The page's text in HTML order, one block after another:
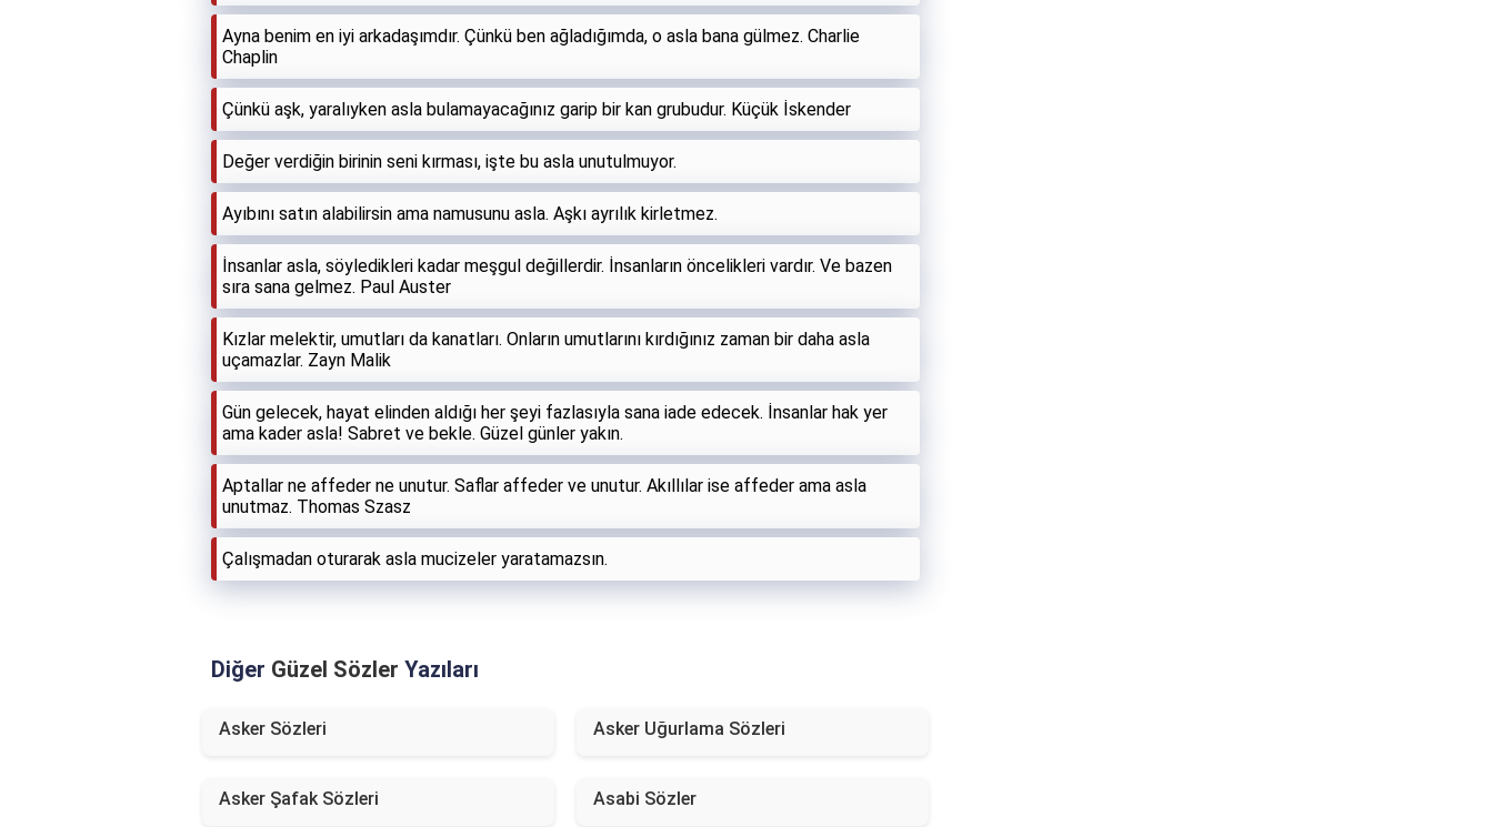
Ayna benim en iyi arkadaşımdır. Çünkü ben ağladığımda, o asla bana gülmez. Charlie
Chaplin
Çünkü aşk, yaralıyken asla bulamayacağınız garip bir kan grubudur. Küçük İskender
Değer verdiğin birinin seni kırması, işte bu asla unutulmuyor.
Ayıbını satın alabilirsin ama namusunu asla. Aşkı ayrılık kirletmez.
İnsanlar asla, söyledikleri kadar meşgul değillerdir. İnsanların öncelikleri vardır. Ve bazen
sıra sana gelmez. Paul Auster
Kızlar melektir, umutları da kanatları. Onların umutlarını kırdığınız zaman bir daha asla
uçamazlar. Zayn Malik
Gün gelecek, hayat elinden aldığı her şeyi fazlasıyla sana iade edecek. İnsanlar hak yer
ama kader asla! Sabret ve bekle. Güzel günler yakın.
Aptallar ne affeder ne unutur. Saflar affeder ve unutur. Akıllılar ise affeder ama asla
unutmaz. Thomas Szasz
Çalışmadan oturarak asla mucizeler yaratamazsın.
Diğer Güzel Sözler Yazıları
Asker Sözleri Asker Uğurlama Sözleri
Asker Şafak Sözleri Asabi Sözler